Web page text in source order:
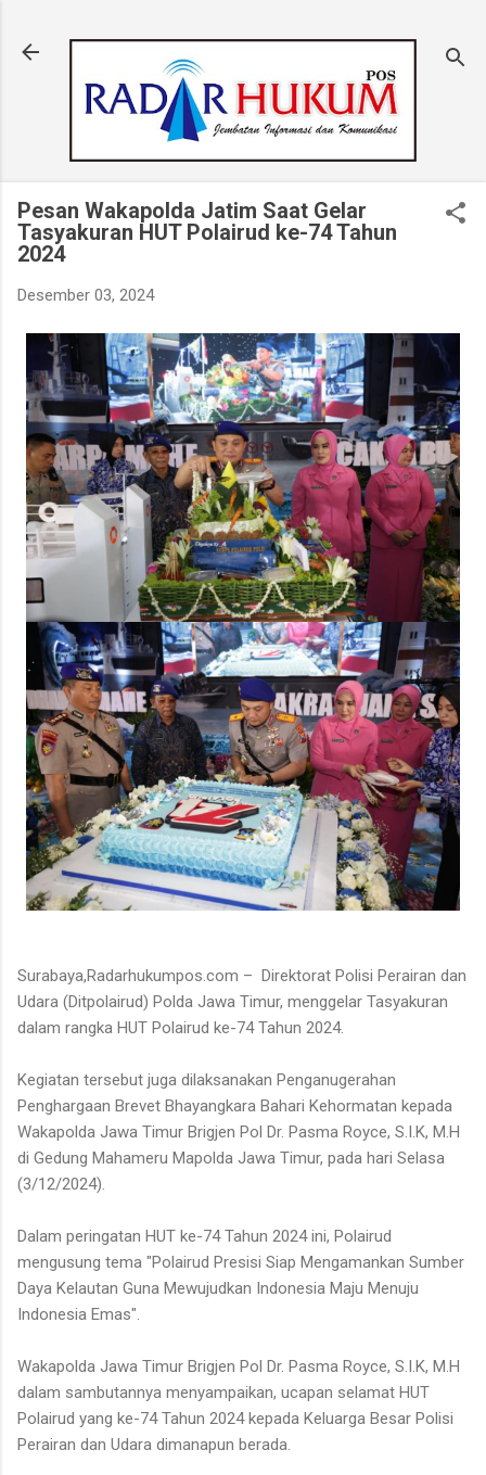
Pesan Wakapolda Jatim Saat Gelar
Tasyakuran HUT Polairud ke-74 Tahun
2024
Desember 03, 2024
Surabaya,Radarhukumpos.com – Direktorat Polisi Perairan dan
Udara (Ditpolairud) Polda Jawa Timur, menggelar Tasyakuran
dalam rangka HUT Polairud ke-74 Tahun 2024.
Kegiatan tersebut juga dilaksanakan Penganugerahan
Penghargaan Brevet Bhayangkara Bahari Kehormatan kepada
Wakapolda Jawa Timur Brigjen Pol Dr. Pasma Royce, S.I.K, M.H
di Gedung Mahameru Mapolda Jawa Timur, pada hari Selasa
(3/12/2024).
Dalam peringatan HUT ke-74 Tahun 2024 ini, Polairud
mengusung tema "Polairud Presisi Siap Mengamankan Sumber
Daya Kelautan Guna Mewujudkan Indonesia Maju Menuju
Indonesia Emas".
Wakapolda Jawa Timur Brigjen Pol Dr. Pasma Royce, S.I.K, M.H
dalam sambutannya menyampaikan, ucapan selamat HUT
Polairud yang ke-74 Tahun 2024 kepada Keluarga Besar Polisi
Perairan dan Udara dimanapun berada.